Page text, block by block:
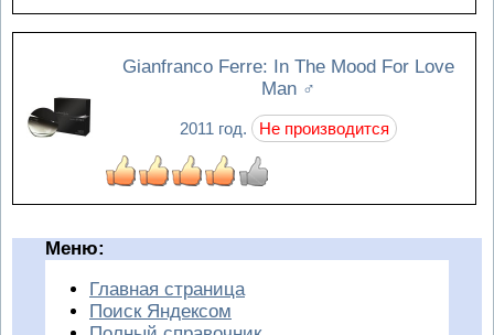
Gianfranco Ferre: In The Mood For Love
Man ♂
2011 год. Не производится
Меню:
Главная страница
Поиск Яндексом